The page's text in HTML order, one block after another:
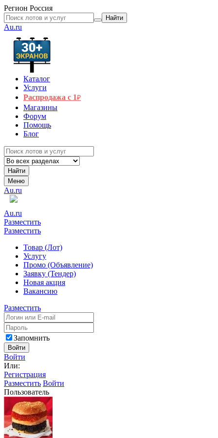
Регион Россия
Найти
Au.ru
Каталог
Услуги
Распродажа с 1₽
Магазины
Форум
Помощь
Блог
Найти
Меню
Au.ru
Au.ru
Разместить
Разместить
Товар (Лот)
Услугу
Промо (Объявление)
Заявку (Тендер)
Новая акция
Вакансию
Разместить
Запомнить
Войти
Войти
Или:
Регистрация
Разместить Войти
Пользователь